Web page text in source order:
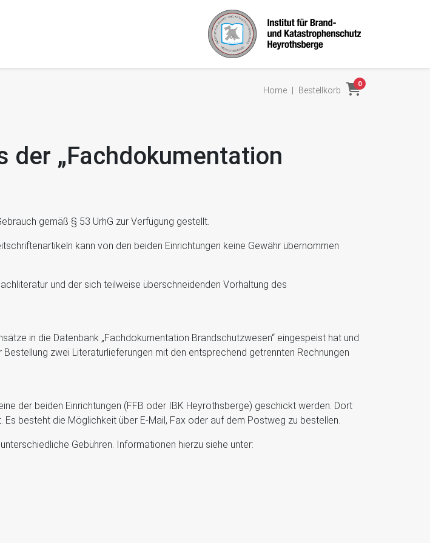
Home | Bestellkorb
0
der „Fachdokumentation
gemäß § 53 UrhG zur Verfügung gestellt.
kann von den beiden Einrichtungen keine Gewähr übernommen
und der sich teilweise überschneidenden Vorhaltung des
in die Datenbank „Fachdokumentation Brandschutzwesen“ eingespeist hat und
zwei Literaturlieferungen mit den entsprechend getrennten Rechnungen
der beiden Einrichtungen (FFB oder IBK Heyrothsberge) geschickt werden. Dort
besteht die Möglichkeit über E-Mail, Fax oder auf dem Postweg zu bestellen.
Gebühren. Informationen hierzu siehe unter: